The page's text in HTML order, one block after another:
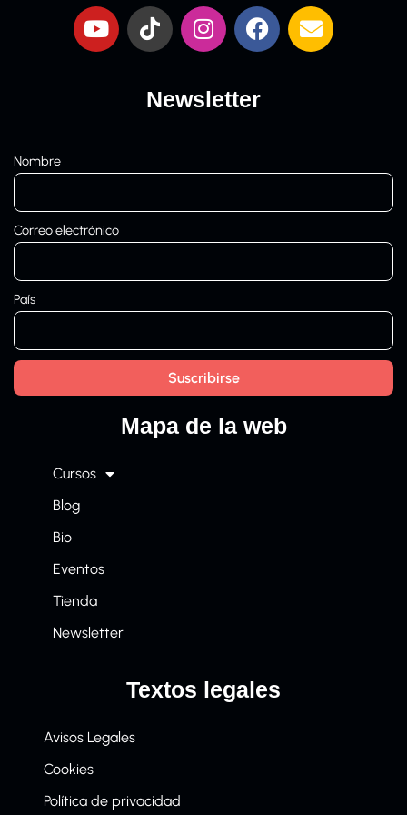
Newsletter
Nombre
Correo electrónico
País
Mapa de la web
Cursos
Blog
Bio
Eventos
Tienda
Newsletter
Textos legales
Avisos Legales
Cookies
Política de privacidad